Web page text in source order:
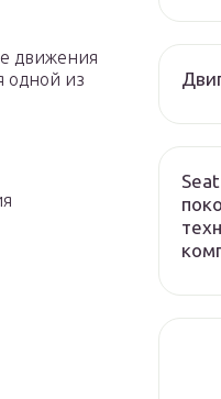
движения
одной из